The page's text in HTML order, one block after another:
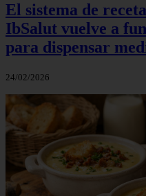
El sistema de
IbSalut vuelve a
para dispensar
24/02/2026